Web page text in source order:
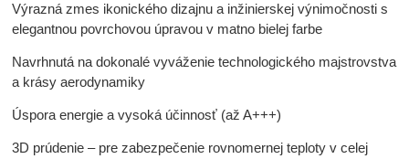
Výrazná zmes ikonického dizajnu a inžinierskej výnimočnosti s
elegantnou povrchovou úpravou v matno bielej farbe
Navrhnutá na dokonalé vyváženie technologického majstrovstva
a krásy aerodynamiky
Úspora energie a vysoká účinnosť (až A+++)
3D prúdenie – pre zabezpečenie rovnomernej teploty v celej